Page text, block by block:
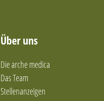
Über uns
Die arche medica
Das Team
Stellenanzeigen